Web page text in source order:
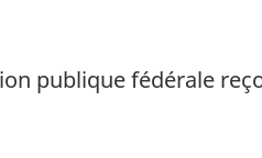
publique fédérale